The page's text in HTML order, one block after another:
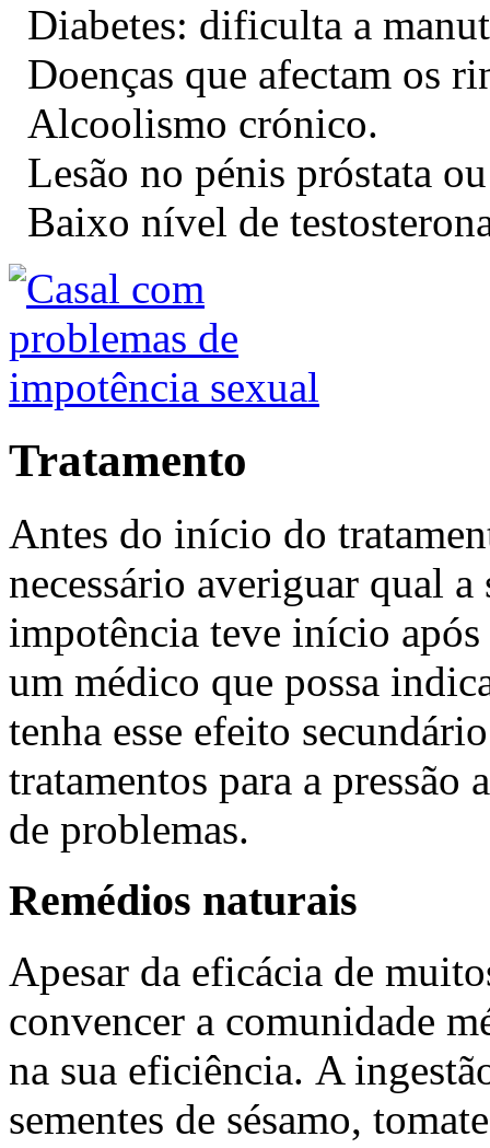
Diabetes: dificulta a
Doenças que afectam os
Alcoolismo crónico.
Lesão no pénis próstata
Baixo nível de
Tratamento
Antes do início do
necessário averiguar qual
impotência teve início
um médico que possa
tenha esse efeito
tratamentos para a
de problemas.
Remédios naturais
Apesar da eficácia de
convencer a comunidade
na sua eficiência. A
sementes de sésamo,